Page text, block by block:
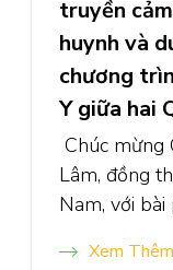
truyền
huynh và
chương
Y giữa hai
Chúc mừng
Lâm, đồng
Nam, với
Xem Thêm